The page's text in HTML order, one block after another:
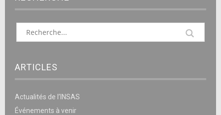
ARTICLES
Actualités de l’INSAS
Événements à venir